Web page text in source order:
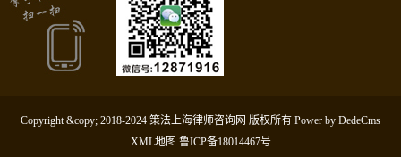
Copyright &copy; 2018-2024 策法上海律师咨询网 版权所有 Power by DedeCms
XML地图 鲁ICP备18014467号